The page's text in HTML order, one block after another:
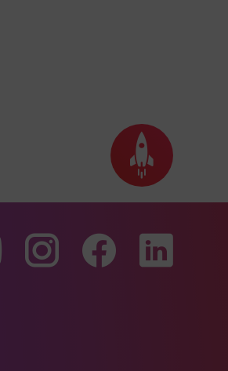
Seite
nach
oben
Zu
unserer
Zu
unserer
Zu
unserer